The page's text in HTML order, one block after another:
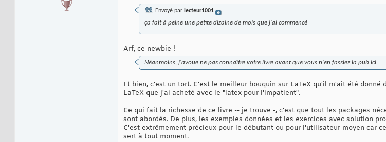
Envoyé par lecteur1001
ça fait à peine une petite dizaine de mois que j'ai commencé
Arf, ce newbie !
Néanmoins, j'avoue ne pas connaître votre livre avant que vous n'en fassiez la pub ici.
Et bien, c'est un tort. C'est le meilleur bouquin sur LaTeX qu'il m'ait été
LaTeX que j'ai acheté avec le "latex pour l'impatient".
Ce qui fait la richesse de ce livre -- je trouve -, c'est que tout les packages
sont abordés. De plus, les exemples données et les exercices avec solution
C'est extrêmement précieux pour le débutant ou pour l'utilisateur moyen car
sert à tout moment.